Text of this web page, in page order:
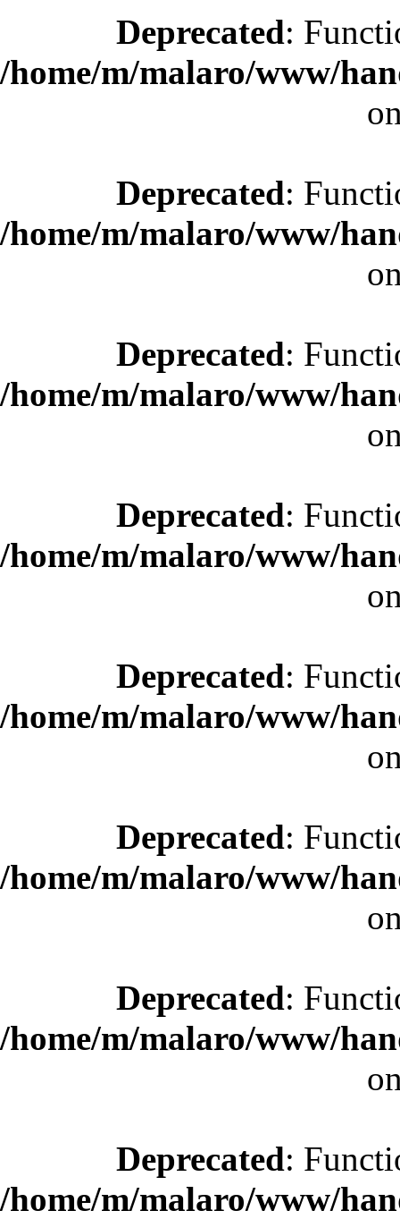
Deprecated:
/home/m/malaro/www/
Deprecated:
/home/m/malaro/www/
Deprecated:
/home/m/malaro/www/
Deprecated:
/home/m/malaro/www/
Deprecated:
/home/m/malaro/www/
Deprecated:
/home/m/malaro/www/
Deprecated:
/home/m/malaro/www/
Deprecated:
/home/m/malaro/www/